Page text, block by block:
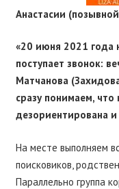
Анастасии
«20 июня 2021 года
поступает звонок:
Матчанова
сразу понимаем,
дезориентирована
На месте выполняем
поисковиков,
Параллельно группа